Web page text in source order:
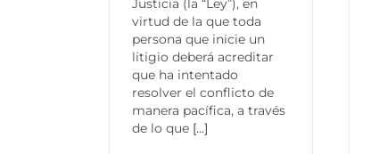
Justicia (la “Ley”), en
virtud de la que toda
persona que inicie un
litigio deberá acreditar
que ha intentado
resolver el conflicto de
manera pacífica, a través
de lo que [...]